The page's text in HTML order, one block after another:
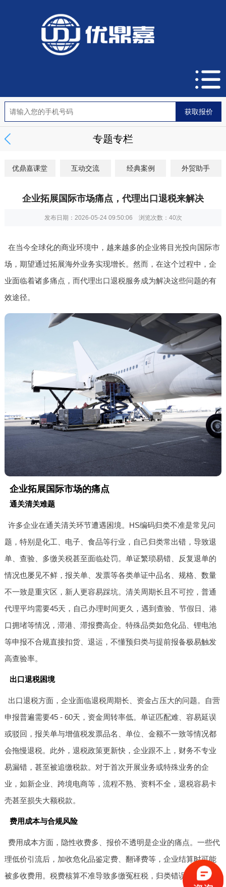
专题专栏
优鼎嘉课堂 互动交流 经典案例 外贸助手
企业拓展国际市场痛点，代理出口退税来解决
发布日期：2026-05-24 09:50:06 浏览次数： 40次
在当今全球化的商业环境中，越来越多的企业将目光投向国际市
场，期望通过拓展海外业务实现增长。然而，在这个过程中，企
业面临着诸多痛点，而代理出口退税服务成为解决这些问题的有
效途径。
企业拓展国际市场的痛点
通关清关难题
许多企业在通关清关环节遭遇困境。HS编码归类不准是常见问
题，特别是化工、电子、食品等行业，自己归类常出错，导致退
单、查验、多缴关税甚至面临处罚。单证繁琐易错、反复退单的
情况也屡见不鲜，报关单、发票等各类单证中品名、规格、数量
不一致是重灾区，新人更容易踩坑。清关周期长且不可控，普通
代理平均需要45天，自己办理时间更久，遇到查验、节假日、港
口拥堵等情况，滞港、滞报费高企。特殊品类如危化品、锂电池
等申报不合规直接扣货、退运，不懂预归类与提前报备极易触发
高查验率。
出口退税困境
出口退税方面，企业面临退税周期长、资金占压大的问题。自营
申报普遍需要45 - 60天，资金周转率低。单证匹配难、容易延误
或驳回，报关单与增值税发票品名、单位、金额不一致等情况都
会拖慢退税。此外，退税政策更新快，企业跟不上，财务不专业
易漏错，甚至被追缴税款。对于首次开展业务或特殊业务的企
业，如新企业、跨境电商等，流程不熟、资料不全，退税容易卡
壳甚至损失大额税款。
费用成本与合规风险
费用成本方面，隐性收费多、报价不透明是企业的痛点。一些代
理低价引流后，加收危化品鉴定费、翻译费等，企业结算时可能
被多收费用。税费核算不准导致多缴冤枉税，归类错误、未用原